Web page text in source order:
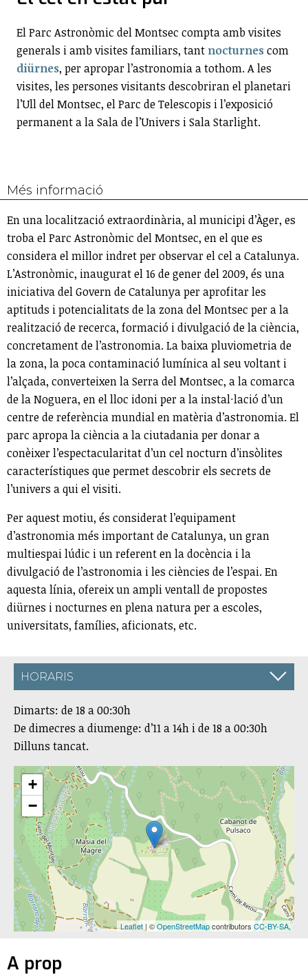
El Parc Astronòmic del Montsec compta amb visites
generals i amb visites familiars, tant nocturnescom
diürnes, per apropar l’astronomia a tothom. A les
visites, les persones visitants descobriran el planetari
l’Ull del Montsec, el Parc de Telescopis i l’exposició
permanent a la Sala de l’Univers i Sala Starlight.
Més informació
En una localització extraordinària, al municipi d’Àger, es
troba el Parc Astronòmic del Montsec, en el que es
considera el millor indret per observar el cel a Catalunya.
L’Astronòmic, inaugurat el 16 de gener del 2009, és una
iniciativa del Govern de Catalunya per aprofitar les
aptituds i potencialitats de la zona del Montsec per a la
realització de recerca, formació i divulgació de la ciència,
concretament de l’astronomia. La baixa pluviometria de
la zona, la poca contaminació lumínica al seu voltant i
l’alçada, converteixen la Serra del Montsec, a la comarca
de la Noguera, en el lloc idoni per a la instal·lació d’un
centre de referència mundial en matèria d’astronomia. El
parc apropa la ciència a la ciutadania per donar a
conèixer l’espectacularitat d’un cel nocturn d’insòlites
característiques que permet descobrir els secrets de
l’univers a qui el visiti.
Per aquest motiu, és considerat l’equipament
d’astronomia més important de Catalunya, un gran
multiespai lúdic i un referent en la docència i la
divulgació de l’astronomia i les ciències de l’espai. En
aquesta línia, ofereix un ampli ventall de propostes
diürnes i nocturnes en plena natura per a escoles,
universitats, famílies, aficionats, etc.
HORARIS
Dimarts: de 18 a 00:30h
De dimecres a diumenge: d’11 a 14h i de 18 a 00:30h
Dilluns tancat.
+
−
Leaflet | ©OpenStreetMapcontributors CC-BY-SA,
A prop